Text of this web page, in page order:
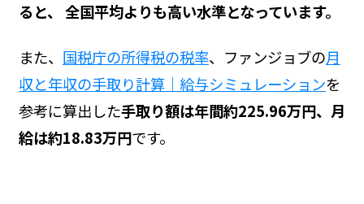
ると、 全国平均よりも高い水準となっています。
また、 国税庁の所得税の税率、ファンジョブの月
収と年収の手取り計算｜給与シミュレーションを
参考に算出した手取り額は年間約225.96万円、月
給は約18.83万円です。